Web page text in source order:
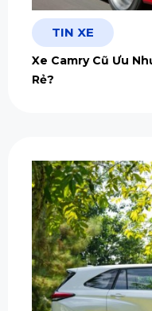
TIN XE
Xe Camry Cũ Ưu
Rẻ?